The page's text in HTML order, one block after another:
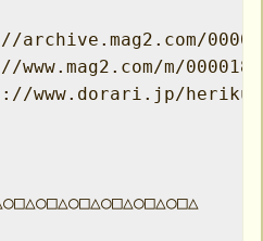
archive.mag2.com/
www.mag2.com/m/
www.dorari.jp/